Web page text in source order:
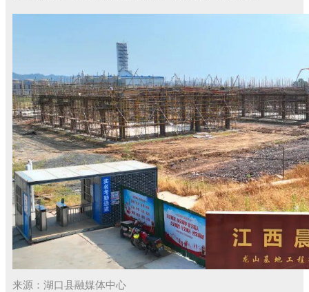
来源：湖口县融媒体中心